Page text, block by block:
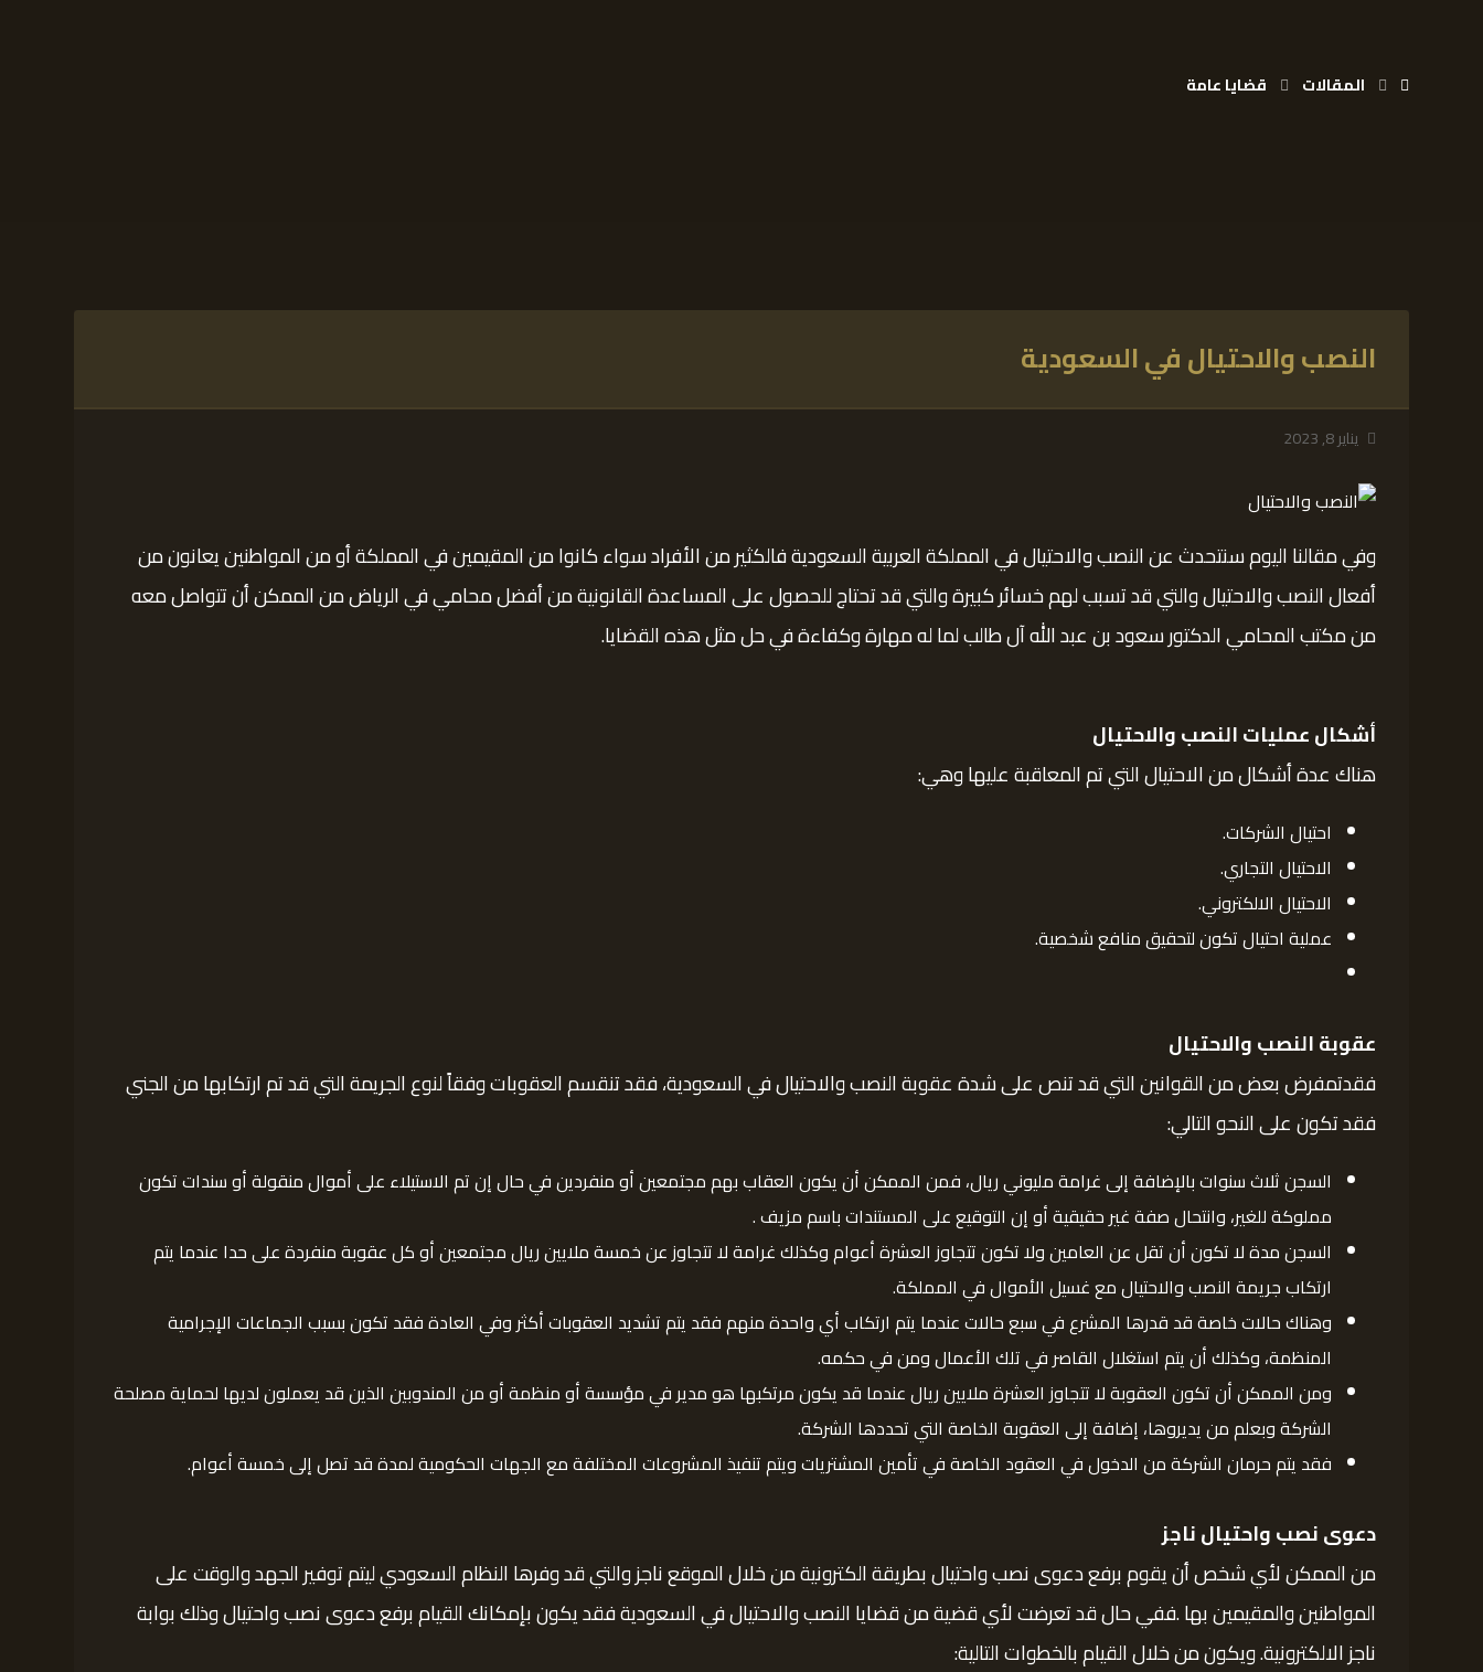
المقالات قضايا عامة
النصب والاحتيال في السعودية
يناير 8, 2023
وفي مقالنا اليوم سنتحدث عن النصب والاحتيال في المملكة العربية السعودية فالكثير من الأفراد سواء كانوا من المقيمين في المملكة أو من المواطنين يعانون من
أفعال النصب والاحتيال والتي قد تسبب لهم خسائر كبيرة والتي قد تحتاج للحصول على المساعدة القانونية من أفضل محامي في الرياض من الممكن أن تتواصل معه
من مكتب المحامي الدكتور سعود بن عبد الله آل طالب لما له مهارة وكفاءة في حل مثل هذه القضايا.
أشكال عمليات النصب والاحتيال
هناك عدة أشكال من الاحتيال التي تم المعاقبة عليها وهي:
احتيال الشركات.
الاحتيال التجاري.
الاحتيال الالكتروني.
عملية احتيال تكون لتحقيق منافع شخصية.
عقوبة النصب والاحتيال
فقدتمفرض بعض من القوانين التي قد تنص على شدة عقوبة النصب والاحتيال في السعودية، فقد تنقسم العقوبات وفقاً لنوع الجريمة التي قد تم ارتكابها من الجني
فقد تكون على النحو التالي:
السجن ثلاث سنوات بالإضافة إلى غرامة مليوني ريال، فمن الممكن أن يكون العقاب بهم مجتمعين أو منفردين في حال إن تم الاستيلاء على أموال منقولة أو سندات تكون
مملوكة للغير، وانتحال صفة غير حقيقية أو إن التوقيع على المستندات باسم مزيف .
السجن مدة لا تكون أن تقل عن العامين ولا تكون تتجاوز العشرة أعوام وكذلك غرامة لا تتجاوز عن خمسة ملايين ريال مجتمعين أو كل عقوبة منفردة على حدا عندما يتم
ارتكاب جريمة النصب والاحتيال مع غسيل الأموال في المملكة.
وهناك حالات خاصة قد قدرها المشرع في سبع حالات عندما يتم ارتكاب أي واحدة منهم فقد يتم تشديد العقوبات أكثر وفي العادة فقد تكون بسبب الجماعات الإجرامية
المنظمة، وكذلك أن يتم استغلال القاصر في تلك الأعمال ومن في حكمه.
ومن الممكن أن تكون العقوبة لا تتجاوز العشرة ملايين ريال عندما قد يكون مرتكبها هو مدير في مؤسسة أو منظمة أو من المندوبين الذين قد يعملون لديها لحماية مصلحة
الشركة وبعلم من يديروها، إضافة إلى العقوبة الخاصة التي تحددها الشركة.
فقد يتم حرمان الشركة من الدخول في العقود الخاصة في تأمين المشتريات ويتم تنفيذ المشروعات المختلفة مع الجهات الحكومية لمدة قد تصل إلى خمسة أعوام.
دعوى نصب واحتيال ناجز
من الممكن لأي شخص أن يقوم برفع دعوى نصب واحتيال بطريقة الكترونية من خلال الموقع ناجز والتي قد وفرها النظام السعودي ليتم توفير الجهد والوقت على
المواطنين والمقيمين بها .ففي حال قد تعرضت لأي قضية من قضايا النصب والاحتيال في السعودية فقد يكون بإمكانك القيام برفع دعوى نصب واحتيال وذلك بوابة
ناجز الالكترونية. ويكون من خلال القيام بالخطوات التالية: